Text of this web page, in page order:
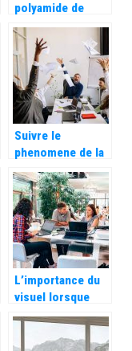
polyamide de
haute qualite et a
multiples usages
Suivre le
phenomene de la
grande demission
: les bons a
savoir
L’importance du
visuel lorsque
l’on arrive dans